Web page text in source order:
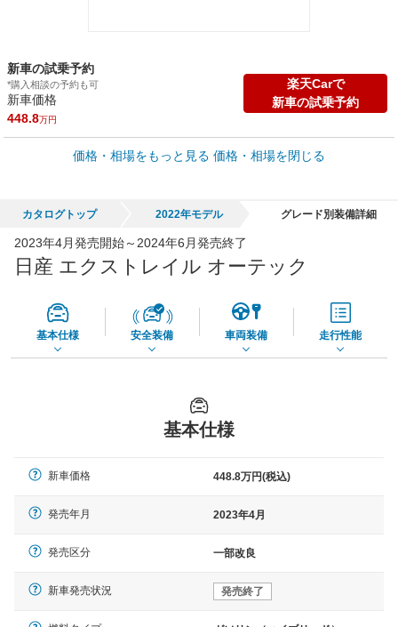
新車の試乗予約
*購入相談の予約も可
新車価格
448.8万円
楽天Carで
新車の試乗予約
車買取価格 *
車買取相場
73,850円
価格・相場をもっと見る 価格・相場を閉じる
カタログトップ 2022年モデル グレード別装備詳細
2023年4月発売開始～2024年6月発売終了
日産 エクストレイル オーテック
基本仕様 安全装備 車両装備 走行性能
基本仕様
新車価格 448.8万円(税込)
発売年月 2023年4月
発売区分 一部改良
新車発売状況 発売終了